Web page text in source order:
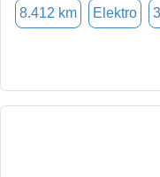
8.412 km Elektro